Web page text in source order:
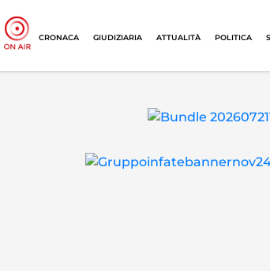
CRONACA GIUDIZIARIA ATTUALITÀ POLITICA